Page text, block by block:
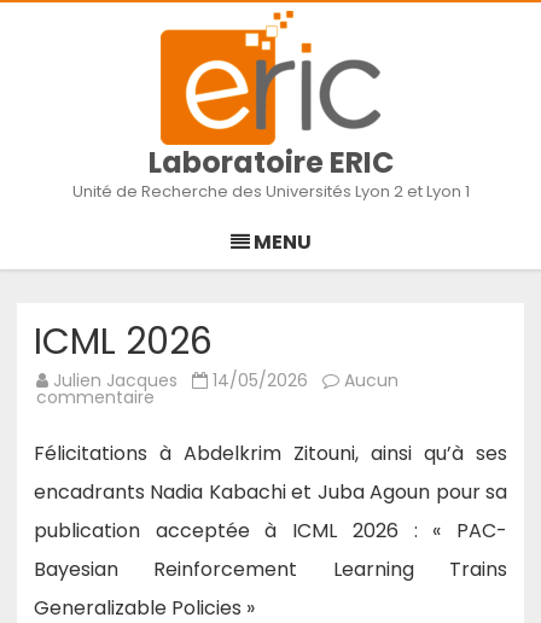
Laboratoire ERIC
Unité de Recherche des Universités Lyon 2 et Lyon 1
to
content
MENU
ICML 2026
Julien Jacques 14/05/2026 Aucun
commentaire
Félicitations à Abdelkrim Zitouni, ainsi qu’à ses
encadrants Nadia Kabachi et Juba Agoun pour sa
publication acceptée à ICML 2026 : « PAC-
Bayesian Reinforcement Learning Trains
Generalizable Policies »